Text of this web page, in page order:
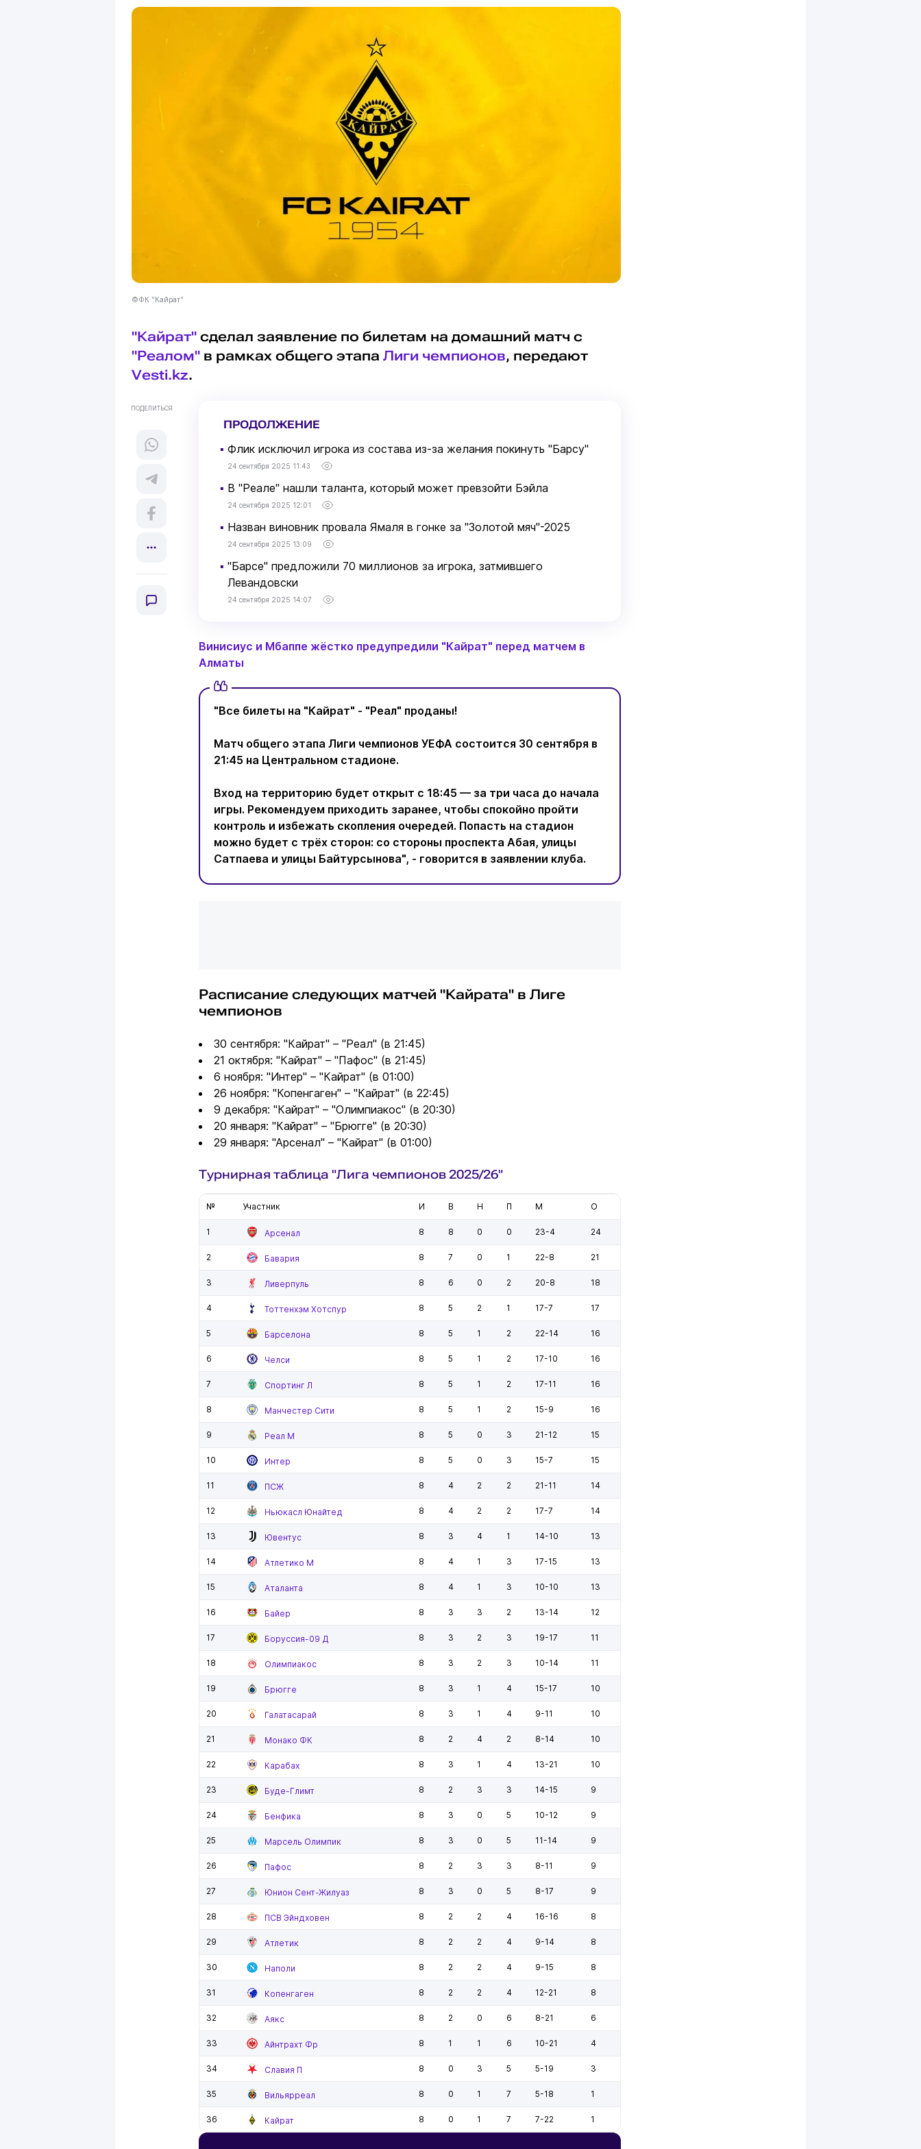
©ФК "Кайрат"
"Кайрат" сделал заявление по билетам на домашний матч с
"Реалом" в рамках общего этапа Лиги чемпионов, передают
Vesti.kz.
ПОДЕЛИТЬСЯ
ПРОДОЛЖЕНИЕ
▪ Флик исключил игрока из состава из-за желания покинуть "Барсу"
24 сентября 2025 11:43
▪ В "Реале" нашли таланта, который может превзойти Бэйла
24 сентября 2025 12:01
▪ Назван виновник провала Ямаля в гонке за "Золотой мяч"-2025
24 сентября 2025 13:09
▪ "Барсе" предложили 70 миллионов за игрока, затмившего
Левандовски
24 сентября 2025 14:07
Винисиус и Мбаппе жёстко предупредили "Кайрат" перед матчем в
Алматы
"Все билеты на "Кайрат" - "Реал" проданы!
Матч общего этапа Лиги чемпионов УЕФА состоится 30 сентября в
21:45 на Центральном стадионе.
Вход на территорию будет открыт с 18:45 — за три часа до начала
игры. Рекомендуем приходить заранее, чтобы спокойно пройти
контроль и избежать скопления очередей. Попасть на стадион
можно будет с трёх сторон: со стороны проспекта Абая, улицы
Сатпаева и улицы Байтурсынова", - говорится в заявлении клуба.
Расписание следующих матчей "Кайрата" в Лиге
чемпионов
30 сентября: "Кайрат" – "Реал" (в 21:45)
21 октября: "Кайрат" – "Пафос" (в 21:45)
6 ноября: "Интер" – "Кайрат" (в 01:00)
26 ноября: "Копенгаген" – "Кайрат" (в 22:45)
9 декабря: "Кайрат" – "Олимпиакос" (в 20:30)
20 января: "Кайрат" – "Брюгге" (в 20:30)
29 января: "Арсенал" – "Кайрат" (в 01:00)
Турнирная таблица "Лига чемпионов 2025/26"
№ Участник И В Н П М О
1 Арсенал 8 8 0 0 23-4 24
2 Бавария 8 7 0 1 22-8 21
3 Ливерпуль 8 6 0 2 20-8 18
4 Тоттенхэм Хотспур 8 5 2 1 17-7 17
5 Барселона 8 5 1 2 22-14 16
6 Челси 8 5 1 2 17-10 16
7 Спортинг Л 8 5 1 2 17-11 16
8 Манчестер Сити 8 5 1 2 15-9 16
9 Реал М 8 5 0 3 21-12 15
10 Интер 8 5 0 3 15-7 15
11 ПСЖ 8 4 2 2 21-11 14
12 Ньюкасл Юнайтед 8 4 2 2 17-7 14
13 Ювентус 8 3 4 1 14-10 13
14 Атлетико М 8 4 1 3 17-15 13
15 Аталанта 8 4 1 3 10-10 13
16 Байер 8 3 3 2 13-14 12
17 Боруссия-09 Д 8 3 2 3 19-17 11
18 Олимпиакос 8 3 2 3 10-14 11
19 Брюгге 8 3 1 4 15-17 10
20 Галатасарай 8 3 1 4 9-11 10
21 Монако ФК 8 2 4 2 8-14 10
22 Карабах 8 3 1 4 13-21 10
23 Буде-Глимт 8 2 3 3 14-15 9
24 Бенфика 8 3 0 5 10-12 9
25 Марсель Олимпик 8 3 0 5 11-14 9
26 Пафос 8 2 3 3 8-11 9
27 Юнион Сент-Жилуаз 8 3 0 5 8-17 9
28 ПСВ Эйндховен 8 2 2 4 16-16 8
29 Атлетик 8 2 2 4 9-14 8
30 Наполи 8 2 2 4 9-15 8
31 Копенгаген 8 2 2 4 12-21 8
32 Аякс 8 2 0 6 8-21 6
33 Айнтрахт Фр 8 1 1 6 10-21 4
34 Славия П 8 0 3 5 5-19 3
35 Вильярреал 8 0 1 7 5-18 1
36 Кайрат 8 0 1 7 7-22 1